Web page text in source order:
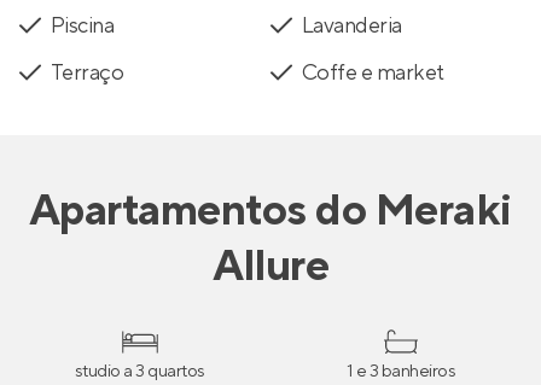
Piscina
Lavanderia
Terraço
Coffe e market
Apartamentosdo Meraki
Allure
studio a 3 quartos 1 e 3 banheiros